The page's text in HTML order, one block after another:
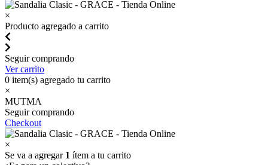
×
Producto agregado a carrito
Seguir comprando
Ver carrito
0 item(s) agregado tu carrito
×
MUTMA
Seguir comprando
Checkout
×
Se va a agregar 1 ítem a tu carrito